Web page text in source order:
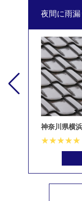
夜間に雨
神奈川県横